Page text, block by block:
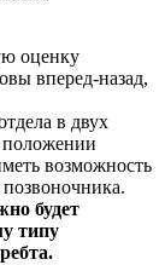
оценку
вперед-назад,
в двух
положении
возможность
будет
типу